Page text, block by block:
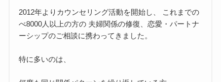
2012年よりカウンセリング活動を開始し、 これまでの
べ8000人以上の方の 夫婦関係の修復、恋愛・パートナ
ーシップのご相談に携わってきました。
特に多いのは、